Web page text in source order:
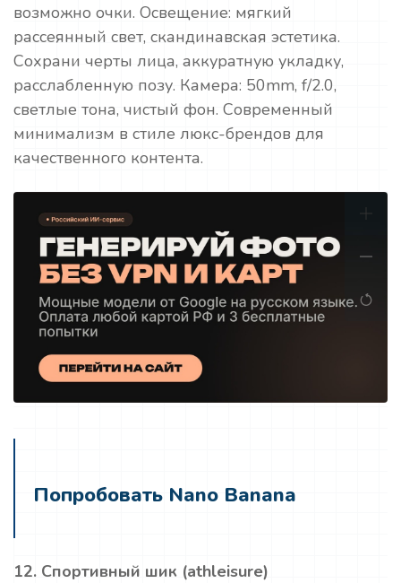
возможно очки. Освещение: мягкий
рассеянный свет, скандинавская эстетика.
Сохрани черты лица, аккуратную укладку,
расслабленную позу. Камера: 50mm, f/2.0,
светлые тона, чистый фон. Современный
минимализм в стиле люкс-брендов для
качественного контента.
Попробовать Nano Banana
12. Спортивный шик (athleisure)